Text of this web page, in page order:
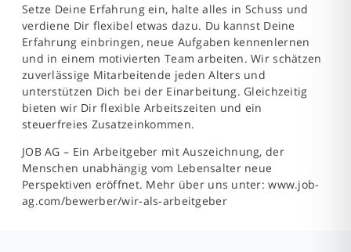
Setze Deine Erfahrung ein, halte alles in Schuss und
verdiene Dir flexibel etwas dazu. Du kannst Deine
Erfahrung einbringen, neue Aufgaben kennenlernen
und in einem motivierten Team arbeiten. Wir schätzen
zuverlässige Mitarbeitende jeden Alters und
unterstützen Dich bei der Einarbeitung. Gleichzeitig
bieten wir Dir flexible Arbeitszeiten und ein
steuerfreies Zusatz­einkommen.
JOB AG – Ein Arbeitgeber mit Auszeichnung, der
Menschen unabhängig vom Lebensalter neue
Perspektiven eröffnet. Mehr über uns unter: www.job-
ag.com/bewerber/wir-als-arbeitgeber